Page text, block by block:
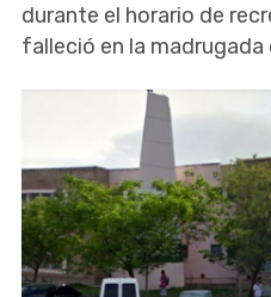
durante el horario de
falleció en la madrugada